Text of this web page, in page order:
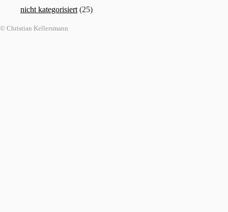
nicht kategorisiert (25)
© Christian Kellersmann